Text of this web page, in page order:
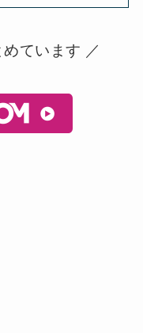
ています ／